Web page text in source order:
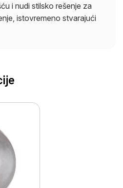
i nudi stilsko rešenje za
istovremeno stvarajući